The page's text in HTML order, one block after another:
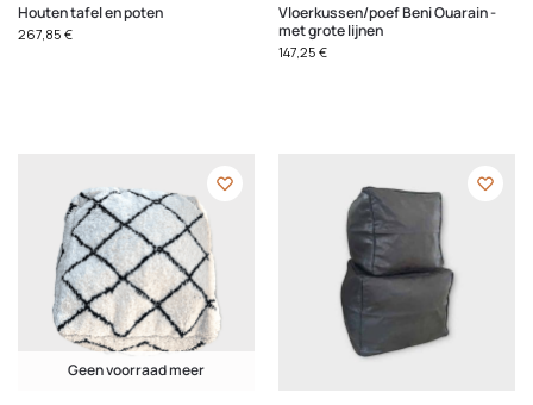
Houten tafel en poten
267,85 €
Vloerkussen/poef Beni Ouarain -
met grote lijnen
147,25 €
Geen voorraad meer